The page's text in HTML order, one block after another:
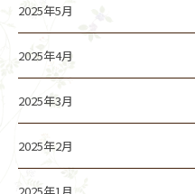
2025年5月
2025年4月
2025年3月
2025年2月